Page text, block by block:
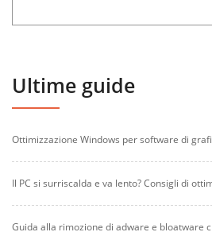
Ultime guide
Ottimizzazione Windows per software di
Il PC si surriscalda e va lento? Consigli di
Guida alla rimozione di adware e bloatware